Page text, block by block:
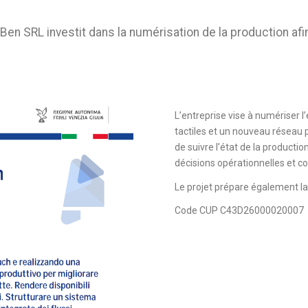
SRL investit dans la numérisation de la production
L’entreprise vise à
tactiles et un nouveau réseau
de suivre l’état de la
décisions opérationnelles et
Le projet prépare également
Code CUP C43D26000020007